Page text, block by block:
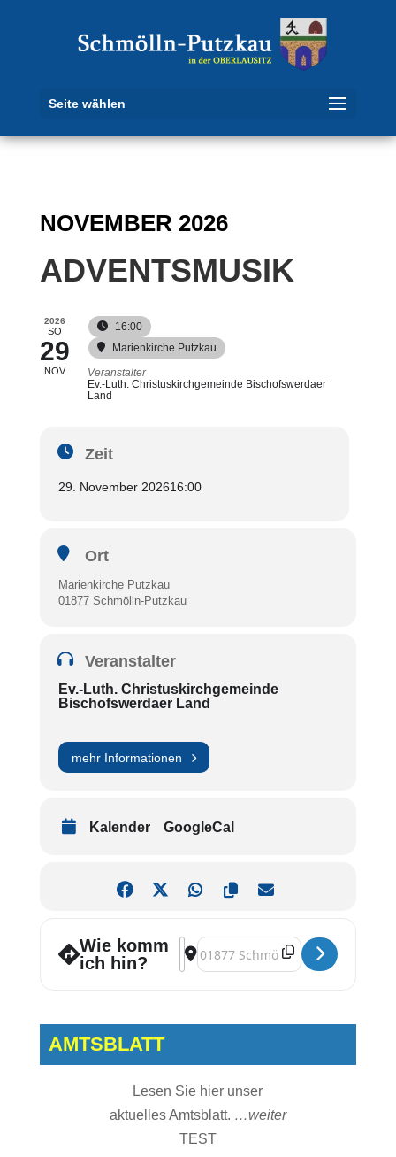
Seite wählen
NOVEMBER 2026
ADVENTSMUSIK
2026
SO
29
NOV
16:00
Marienkirche Putzkau
Veranstalter
Ev.-Luth. Christuskirchgemeinde Bischofswerdaer
Land
Zeit
29. November 202616:00
Ort
Marienkirche Putzkau
01877 Schmölln-Putzkau
Veranstalter
Ev.-Luth. Christuskirchgemeinde
Bischofswerdaer Land
mehr Informationen
Kalender GoogleCal
Wie komm
ich hin?
Address - Adventsmusik [GZhr9BgwR]
Destination Address -
AMTSBLATT
Lesen Sie hier unser
aktuelles Amtsblatt. …weiter
TEST